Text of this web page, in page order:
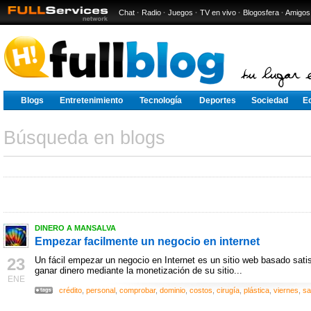
Chat · Radio · Juegos · TV en vivo · Blogosfera · Amigos
Blogs Entretenimiento Tecnología Deportes Sociedad
Búsqueda en blogs
23
ENE
DINERO A MANSALVA
Empezar facilmente un negocio en internet
Un fácil empezar un negocio en Internet es un sitio web basado
ganar dinero mediante la monetización de su sitio...
crédito personal comprobar, dominio costos cirugía plástica viernes